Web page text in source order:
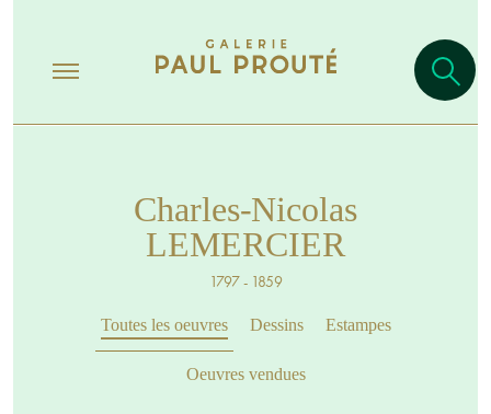
Charles-Nicolas
LEMERCIER
1797 - 1859
Toutes les oeuvres Dessins Estampes
Oeuvres vendues